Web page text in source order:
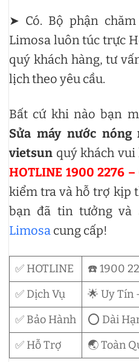
➤ Có. Bộ phận
Limosa luôn túc trực
quý khách hàng, tư
lịch theo yêu cầu.
Bất cứ khi nào bạn
Sửa máy nước
vietsun quý khách
HOTLINE 1900 2276 –
kiểm tra và hỗ trợ kịp
bạn đã tin tưởng và
Limosa cung cấp!
✅ HOTLINE
☎️ 1900
✅ Dịch Vụ
🌟 Uy Tín
✅ Bảo Hành
⭕ Dài
✅ Hỗ Trợ
🌏 Toàn